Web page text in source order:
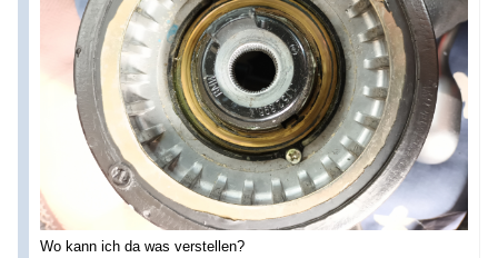
Wo kann ich da was verstellen?